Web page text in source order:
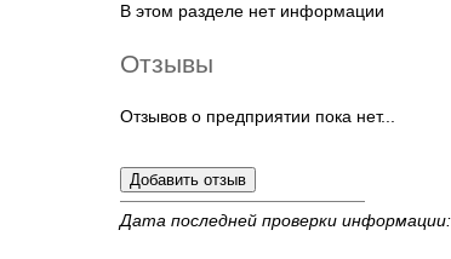
В этом разделе нет информации
Отзывы
Отзывов о предприятии пока нет...
Дата последней проверки информации: